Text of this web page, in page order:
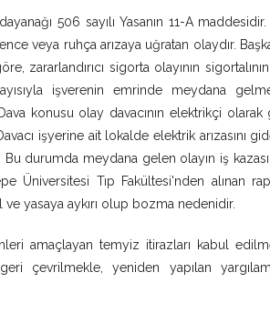
506 sayılı Yasanın 11-A
veya ruhça arızaya uğratan olaydır.
zararlandırıcı sigorta olayının
işverenin emrinde meydana
konusu olay davacının elektrikçi
işyerine ait lokalde elektrik arızasını
durumda meydana gelen olayın iş
Üniversitesi Tıp Fakültesi'nden alınan
yasaya aykırı olup bozma nedenidir.
amaçlayan temyiz itirazları kabul
çevrilmekle, yeniden yapılan